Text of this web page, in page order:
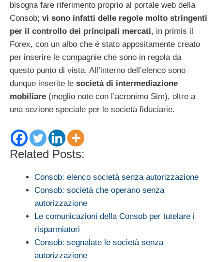
bisogna fare riferimento proprio al portale web della
Consob; vi sono infatti delle regole molto stringenti
per il controllo dei principali mercati, in primis il
Forex, con un albo che è stato appositamente creato
per inserire le compagnie che sono in regola da
questo punto di vista. All’interno dell’elenco sono
dunque inserite le società di intermediazione
mobiliare (meglio note con l’acronimo Sim), oltre a
una sezione speciale per le società fiduciarie.
Related Posts:
Consob: elenco società senza autorizzazione
Consob: società che operano senza
autorizzazione
Le comunicazioni della Consob per tutelare i
risparmiatori
Consob: segnalate le società senza
autorizzazione